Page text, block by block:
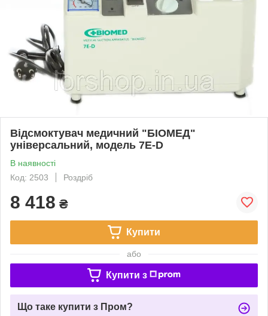
Відсмоктувач медичний "БІОМЕД"
універсальний, модель 7Е-D
В наявності
Код: 2503
Роздріб
8 418 ₴
Купити
або
Купити з
Що таке купити з Пром?